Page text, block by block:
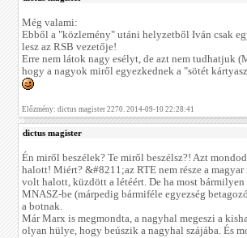
Még valami:
Ebből a "közlemény" utáni helyzetből Iván csak
lesz az RSB vezetője!
Erre nem látok nagy esélyt, de azt nem tudhatjuk
hogy a nagyok miről egyezkednek a "sötét
Előzmény: dictus magister 2270. 2014-09-10 22:28:41
dictus magister
Én miről beszélek? Te miről beszélsz?! Azt
halott! Miért? &#8211;az RTE nem része a
volt halott, küzdött a létéért. De ha most
MNASZ-be (márpedig bármiféle egyezség
a botnak.
Már Marx is megmondta, a nagyhal megeszi a
olyan hülye, hogy beúszik a nagyhal szájába. És